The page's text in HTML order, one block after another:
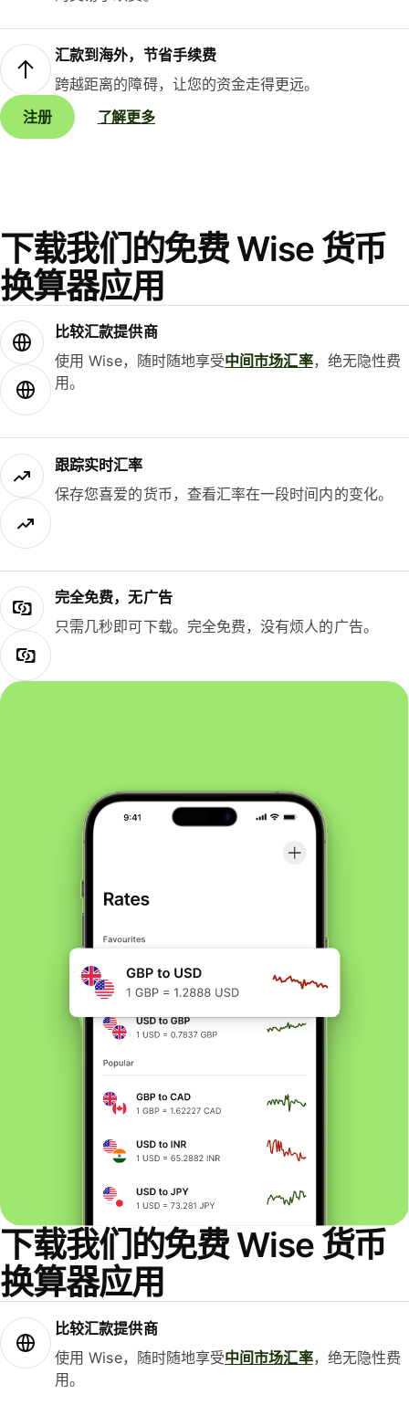
汇款到海外，节省手续费
跨越距离的障碍，让您的资金走得更远。
注册
了解更多
下载我们的免费 Wise 货币
换算器应用
比较汇款提供商
使用 Wise，随时随地享受中间市场汇率，绝无隐性费
用。
跟踪实时汇率
保存您喜爱的货币，查看汇率在一段时间内的变化。
完全免费，无广告
只需几秒即可下载。完全免费，没有烦人的广告。
下载我们的免费 Wise 货币
换算器应用
比较汇款提供商
使用 Wise，随时随地享受中间市场汇率，绝无隐性费
用。